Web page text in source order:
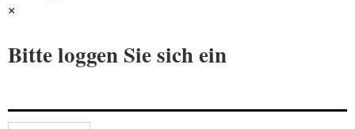
×
Bitte loggen Sie sich ein